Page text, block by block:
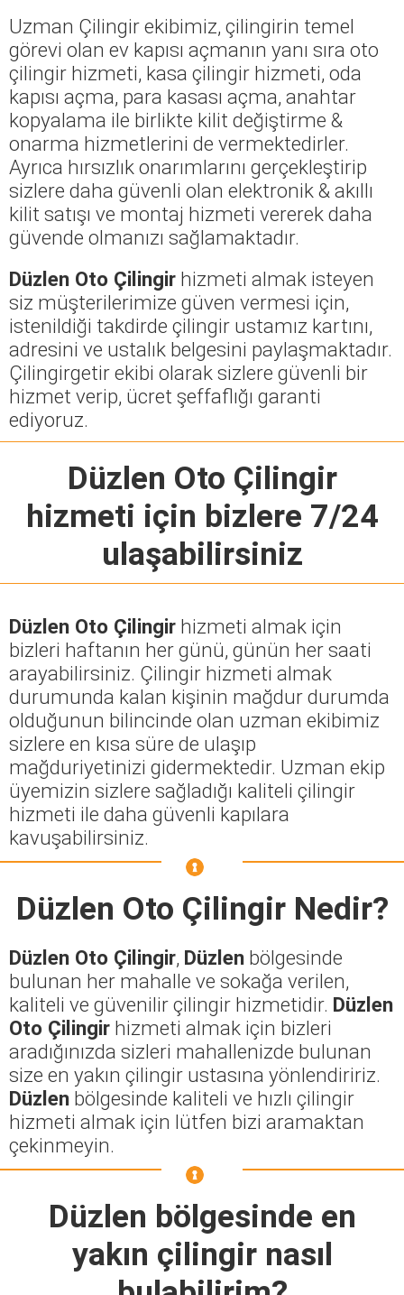
Uzman Çilingir ekibimiz, çilingirin temel
görevi olan ev kapısı açmanın yanı sıra oto
çilingir hizmeti, kasa çilingir hizmeti, oda
kapısı açma, para kasası açma, anahtar
kopyalama ile birlikte kilit değiştirme &
onarma hizmetlerini de vermektedirler.
Ayrıca hırsızlık onarımlarını gerçekleştirip
sizlere daha güvenli olan elektronik & akıllı
kilit satışı ve montaj hizmeti vererek daha
güvende olmanızı sağlamaktadır.
Düzlen Oto Çilingir hizmeti almak isteyen
siz müşterilerimize güven vermesi için,
istenildiği takdirde çilingir ustamız kartını,
adresini ve ustalık belgesini paylaşmaktadır.
Çilingirgetir ekibi olarak sizlere güvenli bir
hizmet verip, ücret şeffaflığı garanti
ediyoruz.
Düzlen Oto Çilingir
hizmeti için bizlere 7/24
ulaşabilirsiniz
Düzlen Oto Çilingir hizmeti almak için
bizleri haftanın her günü, günün her saati
arayabilirsiniz. Çilingir hizmeti almak
durumunda kalan kişinin mağdur durumda
olduğunun bilincinde olan uzman ekibimiz
sizlere en kısa süre de ulaşıp
mağduriyetinizi gidermektedir. Uzman ekip
üyemizin sizlere sağladığı kaliteli çilingir
hizmeti ile daha güvenli kapılara
kavuşabilirsiniz.
Düzlen Oto ÇilingirNedir?
Düzlen Oto Çilingir, Düzlen bölgesinde
bulunan her mahalle ve sokağa verilen,
kaliteli ve güvenilir çilingir hizmetidir. Düzlen
Oto Çilingir hizmeti almak için bizleri
aradığınızda sizleri mahallenizde bulunan
size en yakın çilingir ustasına yönlendiririz.
Düzlen bölgesinde kaliteli ve hızlı çilingir
hizmeti almak için lütfen bizi aramaktan
çekinmeyin.
Düzlen bölgesinde en
yakın çilingir nasıl